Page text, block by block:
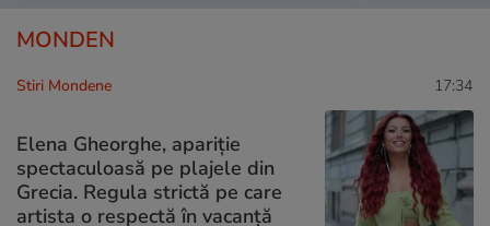
MONDEN
Stiri Mondene 17:34
Elena Gheorghe, apariție
spectaculoasă pe plajele din
Grecia. Regula strictă pe care
artista o respectă în vacanță